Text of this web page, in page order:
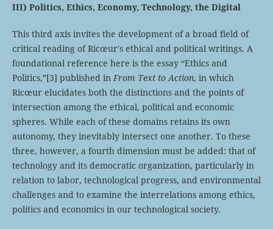
III) Politics, Ethics, Economy, Technology, the Digital
This third axis invites the development of a broad field of
critical reading of Ricœur's ethical and political writings. A
foundational reference here is the essay “Ethics and
Politics,”[3] published in From Text to Action, in which
Ricœur elucidates both the distinctions and the points of
intersection among the ethical, political and economic
spheres. While each of these domains retains its own
autonomy, they inevitably intersect one another. To these
three, however, a fourth dimension must be added: that of
technology and its democratic organization, particularly in
relation to labor, technological progress, and environmental
challenges and to examine the interrelations among ethics,
politics and economics in our technological society.